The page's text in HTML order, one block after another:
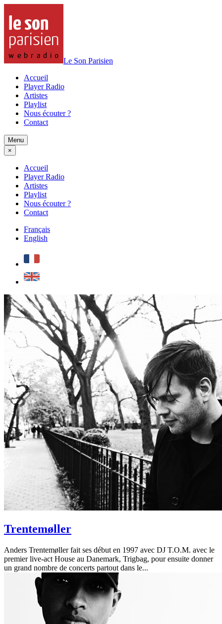
Le Son Parisien
Accueil
Player Radio
Artistes
Playlist
Nous écouter ?
Contact
Menu
×
Accueil
Player Radio
Artistes
Playlist
Nous écouter ?
Contact
Français
English
Trentemøller
Anders Trentemøller fait ses début en 1997 avec DJ T.O.M. avec le
premier live-act House au Danemark, Trigbag, pour ensuite donner
un grand nombre de concerts partout dans le...